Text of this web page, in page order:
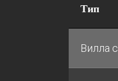
Тип
Вилла